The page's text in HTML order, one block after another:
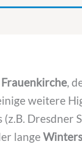
Frauenkirche,
weitere
Dresdner
lange